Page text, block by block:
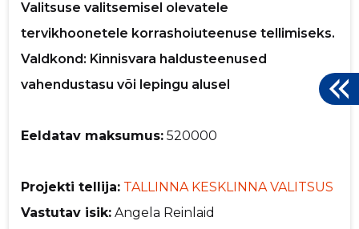
Valitsuse valitsemisel olevatele
tervikhoonetele korrashoiuteenuse tellimiseks.
Valdkond: Kinnisvara haldusteenused
vahendustasu või lepingu alusel
Eeldatav maksumus: 520000
Projekti tellija: TALLINNA KESKLINNA VALITSUS
Vastutav isik: Angela Reinlaid